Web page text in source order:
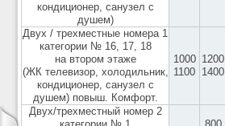
кондиционер, санузел с
душем)
Двух / трехместные номера 1
категории № 16, 17, 18
на втором этаже
(ЖК телевизор, холодильник,
кондиционер, санузел с
душем) повыш. Комфорт.
1000
1100
1200
1400
Двух/трехместный номер 2